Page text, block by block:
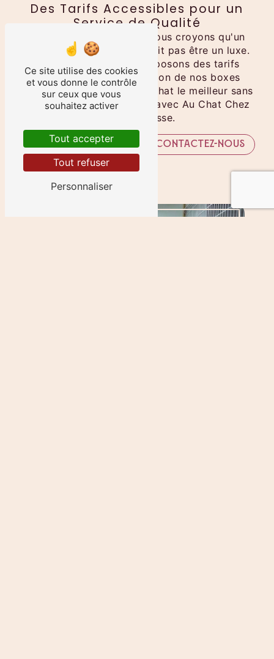
Des Tarifs Accessibles pour un
Service de Qualité
Chez Au Chat Chez Lui, nous croyons qu'un
service de qualité ne devrait pas être un luxe.
C'est pourquoi nous proposons des tarifs
compétitifs pour la location de nos boxes
individuels. Offrez à votre chat le meilleur sans
vous ruiner, c'est possible avec Au Chat Chez
Lui à La Boisse.
En savoir plus Contactez-nous
Ce site utilise des cookies
et vous donne le contrôle
sur ceux que vous
souhaitez activer
Tout accepter
Tout refuser
Personnaliser